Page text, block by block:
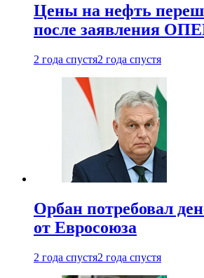
Цены на нефть
после заявления
2 года спустя2 года спустя
Орбан потребовал
от Евросоюза
2 года спустя2 года спустя